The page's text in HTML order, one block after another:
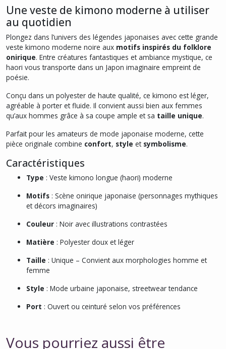
Une veste de kimono moderne à utiliser
au quotidien
Plongez dans l’univers des légendes japonaises avec cette grande
veste kimono moderne noire aux motifs inspirés du folklore
onirique. Entre créatures fantastiques et ambiance mystique, ce
haori vous transporte dans un Japon imaginaire empreint de
poésie.
Conçu dans un polyester de haute qualité, ce kimono est léger,
agréable à porter et fluide. Il convient aussi bien aux femmes
qu’aux hommes grâce à sa coupe ample et sa taille unique.
Parfait pour les amateurs de mode japonaise moderne, cette
pièce originale combine confort, style et symbolisme.
Caractéristiques
Type : Veste kimono longue (haori) moderne
Motifs : Scène onirique japonaise (personnages mythiques
et décors imaginaires)
Couleur : Noir avec illustrations contrastées
Matière : Polyester doux et léger
Taille : Unique – Convient aux morphologies homme et
femme
Style : Mode urbaine japonaise, streetwear tendance
Port : Ouvert ou ceinturé selon vos préférences
Vous pourriez aussi être